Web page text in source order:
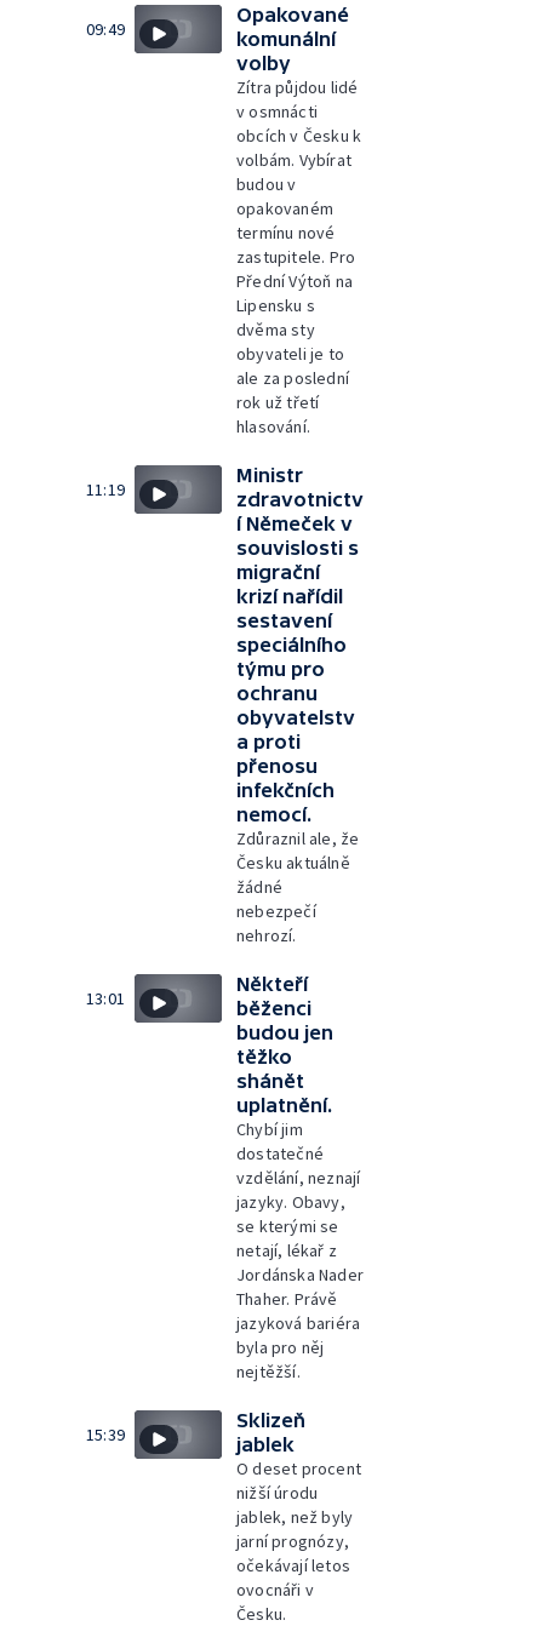
09:49
Opakované
komunální
volby
Zítra půjdou lidé
v osmnácti
obcích v Česku k
volbám. Vybírat
budou v
opakovaném
termínu nové
zastupitele. Pro
Přední Výtoň na
Lipensku s
dvěma sty
obyvateli je to
ale za poslední
rok už třetí
hlasování.
11:19
Ministr
zdravotnictv
í Němeček v
souvislosti s
migrační
krizí nařídil
sestavení
speciálního
týmu pro
ochranu
obyvatelstv
a proti
přenosu
infekčních
nemocí.
Zdůraznil ale, že
Česku aktuálně
žádné
nebezpečí
nehrozí.
13:01
Někteří
běženci
budou jen
těžko
shánět
uplatnění.
Chybí jim
dostatečné
vzdělání, neznají
jazyky. Obavy,
se kterými se
netají, lékař z
Jordánska Nader
Thaher. Právě
jazyková bariéra
byla pro něj
nejtěžší.
15:39
Sklizeň
jablek
O deset procent
nižší úrodu
jablek, než byly
jarní prognózy,
očekávají letos
ovocnáři v
Česku.